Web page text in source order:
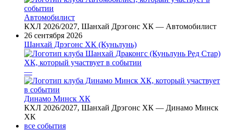
Автомобилист
КХЛ 2026/2027, Шанхай Дрэгонс ХК — Автомобилист
26 сентября 2026
Шанхай Дрэгонс ХК (Куньлунь)
—
Динамо Минск ХК
КХЛ 2026/2027, Шанхай Дрэгонс ХК — Динамо Минск
ХК
все события